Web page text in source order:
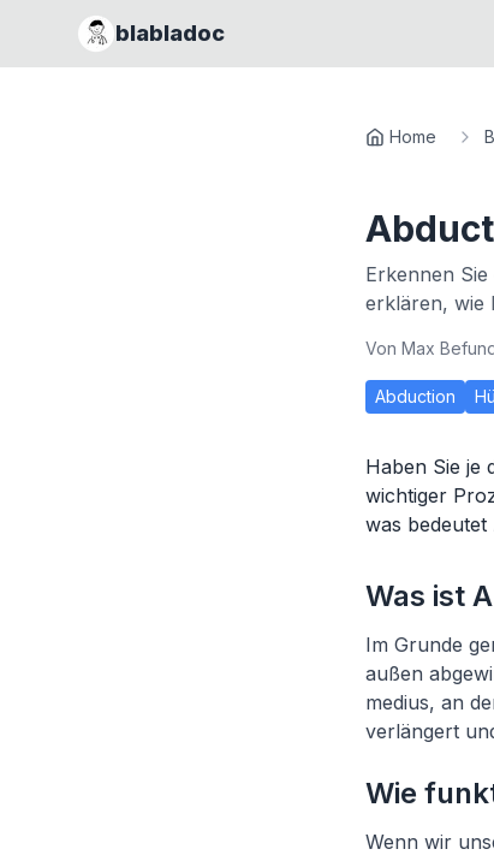
blabladoc
Home
Erkennen
erklären, wie
Von Max
Abduction
Haben Sie je
wichtiger
was
Was ist
Im Grunde
außen
medius, an
verlängert
Wie
Wenn wir